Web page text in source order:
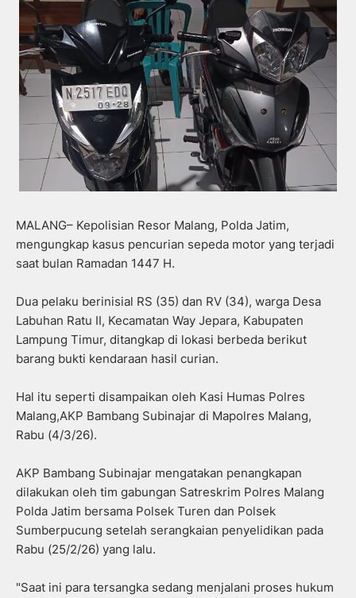
MALANG– Kepolisian Resor Malang, Polda Jatim,
mengungkap kasus pencurian sepeda motor yang terjadi
saat bulan Ramadan 1447 H.
Dua pelaku berinisial RS (35) dan RV (34), warga Desa
Labuhan Ratu II, Kecamatan Way Jepara, Kabupaten
Lampung Timur, ditangkap di lokasi berbeda berikut
barang bukti kendaraan hasil curian.
Hal itu seperti disampaikan oleh Kasi Humas Polres
Malang,AKP Bambang Subinajar di Mapolres Malang,
Rabu (4/3/26).
AKP Bambang Subinajar mengatakan penangkapan
dilakukan oleh tim gabungan Satreskrim Polres Malang
Polda Jatim bersama Polsek Turen dan Polsek
Sumberpucung setelah serangkaian penyelidikan pada
Rabu (25/2/26) yang lalu.
"Saat ini para tersangka sedang menjalani proses hukum